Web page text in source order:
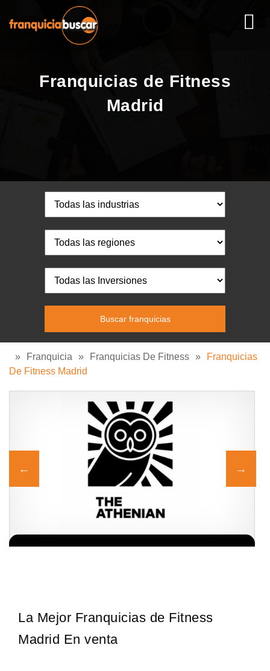
Franquicias de Fitness
Madrid
» Franquicia » Franquicias De Fitness »
Franquicias
De Fitness Madrid
La Mejor Franquicias de Fitness
Madrid En venta